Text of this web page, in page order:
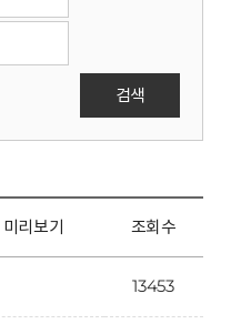
검색
미리보기 조회수
13453